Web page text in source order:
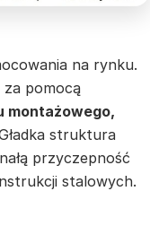
na rynku.
pomocą
montażowego,
struktura
przyczepność
stalowych.